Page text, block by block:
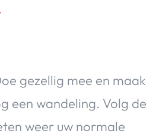
gezellig mee en maak
een wandeling. Volg de
weer uw normale